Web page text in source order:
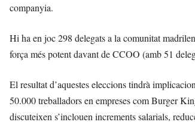
companyia.
Hi ha en joc 298 delegats a la comunitat
força més potent davant de CCOO (amb 51
El resultat d’aquestes eleccions tindrà
50.000 treballadors en empreses com Burger
discuteixen s’inclouen increments salarials,